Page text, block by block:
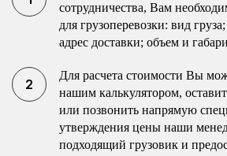
сотрудничества, Вам
для грузоперевозки: вид
адрес доставки; объем и
Для расчета стоимости Вы
нашим калькулятором,
или позвонить напрямую
утверждения цены наши
подходящий грузовик и